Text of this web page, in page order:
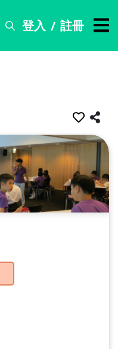
登入 / 註冊